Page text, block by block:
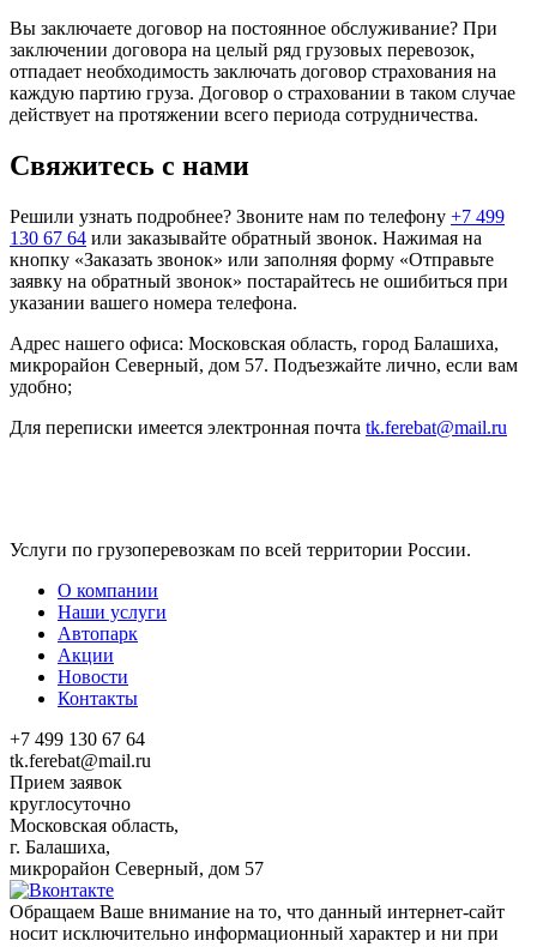
Вы заключаете договор на постоянное обслуживание? При
заключении договора на целый ряд грузовых перевозок,
отпадает необходимость заключать договор страхования на
каждую партию груза. Договор о страховании в таком случае
действует на протяжении всего периода сотрудничества.
Свяжитесь с нами
Решили узнать подробнее? Звоните нам по телефону +7 499
130 67 64 или заказывайте обратный звонок. Нажимая на
кнопку «Заказать звонок» или заполняя форму «Отправьте
заявку на обратный звонок» постарайтесь не ошибиться при
указании вашего номера телефона.
Адрес нашего офиса: Московская область, город Балашиха,
микрорайон Северный, дом 57. Подъезжайте лично, если вам
удобно;
Для переписки имеется электронная почта tk.ferebat@mail.ru
Услуги по грузоперевозкам по всей территории России.
О компании
Наши услуги
Автопарк
Акции
Новости
Контакты
+7 499 130 67 64
tk.ferebat@mail.ru
Прием заявок
круглосуточно
Московская область,
г. Балашиха,
микрорайон Северный, дом 57
Обращаем Ваше внимание на то, что данный интернет-сайт
носит исключительно информационный характер и ни при